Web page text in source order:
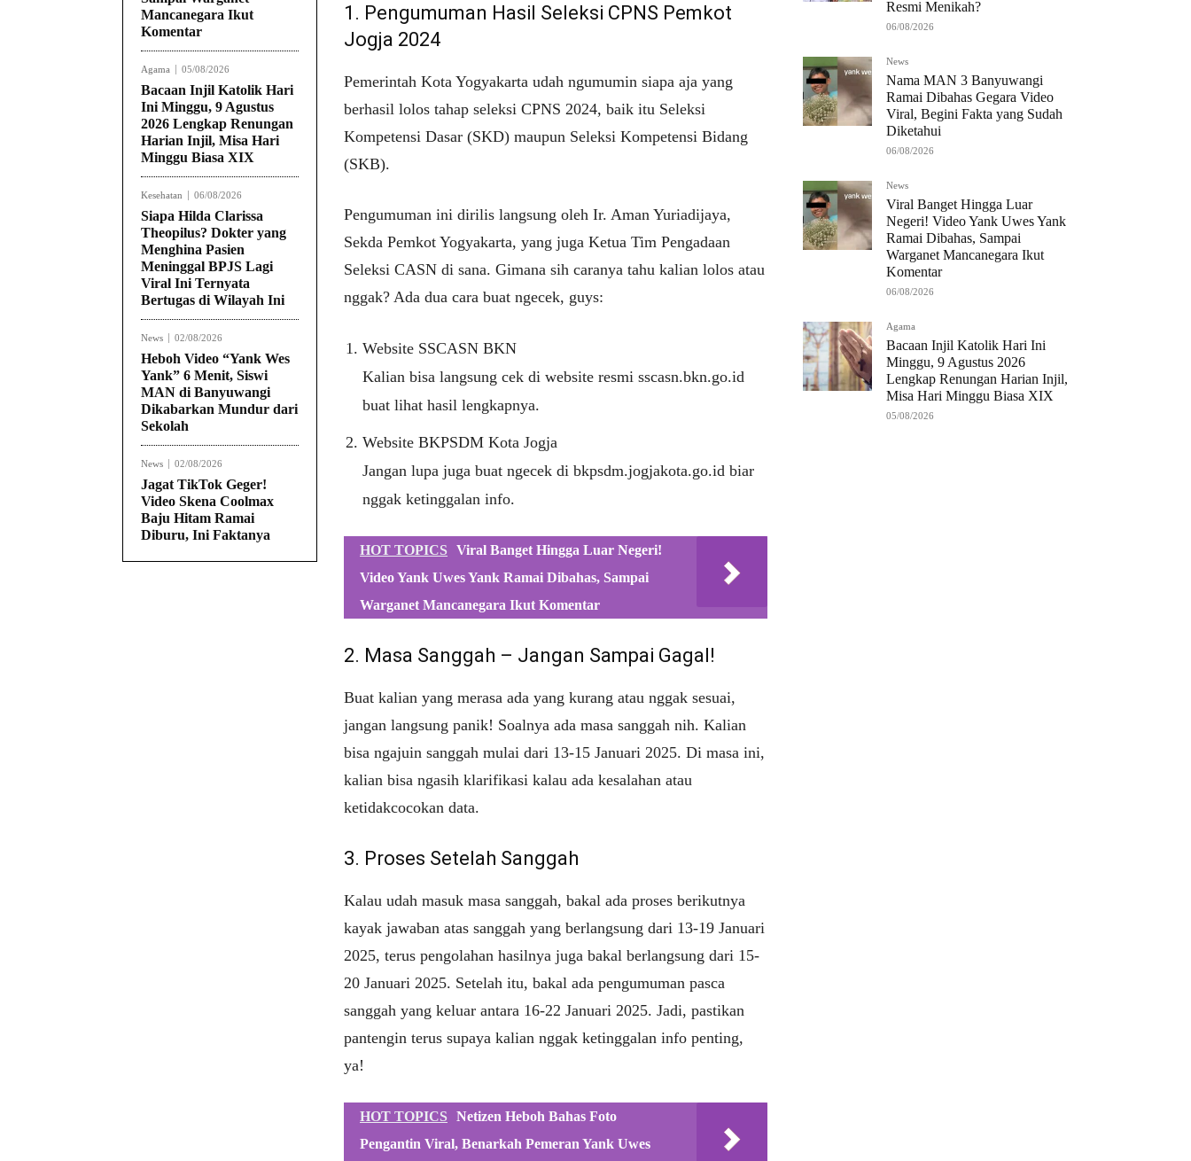
Mancanegara Ikut
Komentar
Agama 05/08/2026
Bacaan Injil Katolik Hari
Ini Minggu, 9 Agustus
2026 Lengkap Renungan
Harian Injil, Misa Hari
Minggu Biasa XIX
Kesehatan 06/08/2026
Siapa Hilda Clarissa
Theopilus? Dokter yang
Menghina Pasien
Meninggal BPJS Lagi
Viral Ini Ternyata
Bertugas di Wilayah Ini
News 02/08/2026
Heboh Video “Yank Wes
Yank” 6 Menit, Siswi
MAN di Banyuwangi
Dikabarkan Mundur dari
Sekolah
News 02/08/2026
Jagat TikTok Geger!
Video Skena Coolmax
Baju Hitam Ramai
Diburu, Ini Faktanya
1. Pengumuman Hasil Seleksi CPNS Pemkot
Jogja 2024
Pemerintah Kota Yogyakarta udah ngumumin siapa aja yang
berhasil lolos tahap seleksi CPNS 2024, baik itu Seleksi
Kompetensi Dasar (SKD) maupun Seleksi Kompetensi Bidang
(SKB).
Pengumuman ini dirilis langsung oleh Ir. Aman Yuriadijaya,
Sekda Pemkot Yogyakarta, yang juga Ketua Tim Pengadaan
Seleksi CASN di sana. Gimana sih caranya tahu kalian lolos atau
nggak? Ada dua cara buat ngecek, guys:
Website SSCASN BKN
Kalian bisa langsung cek di website resmi sscasn.bkn.go.id
buat lihat hasil lengkapnya.
Website BKPSDM Kota Jogja
Jangan lupa juga buat ngecek di bkpsdm.jogjakota.go.id biar
nggak ketinggalan info.
HOT TOPICS Viral Banget Hingga Luar Negeri!
Video Yank Uwes Yank Ramai Dibahas, Sampai
Warganet Mancanegara Ikut Komentar
2. Masa Sanggah – Jangan Sampai Gagal!
Buat kalian yang merasa ada yang kurang atau nggak sesuai,
jangan langsung panik! Soalnya ada masa sanggah nih. Kalian
bisa ngajuin sanggah mulai dari 13-15 Januari 2025. Di masa ini,
kalian bisa ngasih klarifikasi kalau ada kesalahan atau
ketidakcocokan data.
3. Proses Setelah Sanggah
Kalau udah masuk masa sanggah, bakal ada proses berikutnya
kayak jawaban atas sanggah yang berlangsung dari 13-19 Januari
2025, terus pengolahan hasilnya juga bakal berlangsung dari 15-
20 Januari 2025. Setelah itu, bakal ada pengumuman pasca
sanggah yang keluar antara 16-22 Januari 2025. Jadi, pastikan
pantengin terus supaya kalian nggak ketinggalan info penting,
ya!
HOT TOPICS Netizen Heboh Bahas Foto
Pengantin Viral, Benarkah Pemeran Yank Uwes
Resmi Menikah?
06/08/2026
News
Nama MAN 3 Banyuwangi
Ramai Dibahas Gegara Video
Viral, Begini Fakta yang Sudah
Diketahui
06/08/2026
News
Viral Banget Hingga Luar
Negeri! Video Yank Uwes Yank
Ramai Dibahas, Sampai
Warganet Mancanegara Ikut
Komentar
06/08/2026
Agama
Bacaan Injil Katolik Hari Ini
Minggu, 9 Agustus 2026
Lengkap Renungan Harian Injil,
Misa Hari Minggu Biasa XIX
05/08/2026